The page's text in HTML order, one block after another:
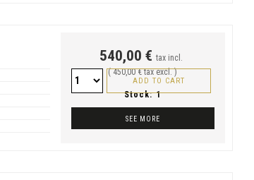
540,00 € tax incl.
( 450,00 € tax excl. )
Stock: 1
ADD TO CART
SEE MORE